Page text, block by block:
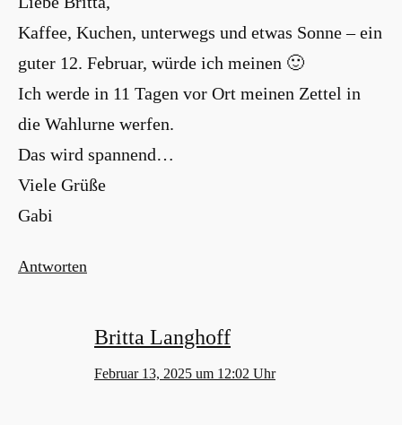
Kaffee, Kuchen, unterwegs und etwas Sonne – ein
guter 12. Februar, würde ich meinen 🙂
Ich werde in 11 Tagen vor Ort meinen Zettel in
die Wahlurne werfen.
Das wird spannend…
Viele Grüße
Gabi
Antworten
Britta Langhoff
Februar 13, 2025 um 12:02 Uhr